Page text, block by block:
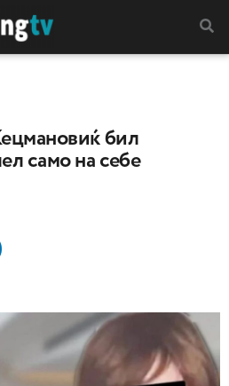
бил
само на себе